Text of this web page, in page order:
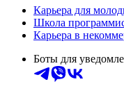
Карьера для
Школа
Карьера в
Боты для